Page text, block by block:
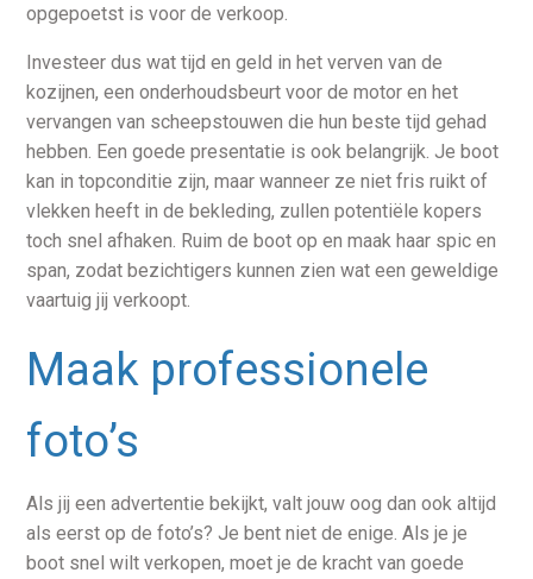
opgepoetst is voor de verkoop.
Investeer dus wat tijd en geld in het verven van de
kozijnen, een onderhoudsbeurt voor de motor en het
vervangen van scheepstouwen die hun beste tijd gehad
hebben. Een goede presentatie is ook belangrijk. Je boot
kan in topconditie zijn, maar wanneer ze niet fris ruikt of
vlekken heeft in de bekleding, zullen potentiële kopers
toch snel afhaken. Ruim de boot op en maak haar spic en
span, zodat bezichtigers kunnen zien wat een geweldige
vaartuig jij verkoopt.
Maak professionele
foto’s
Als jij een advertentie bekijkt, valt jouw oog dan ook altijd
als eerst op de foto’s? Je bent niet de enige. Als je je
boot snel wilt verkopen, moet je de kracht van goede